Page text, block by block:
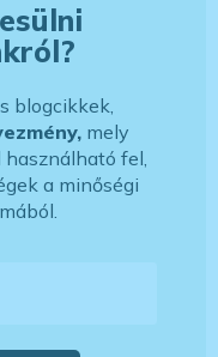
blogcikkek,
mely
fel,
a minőségi